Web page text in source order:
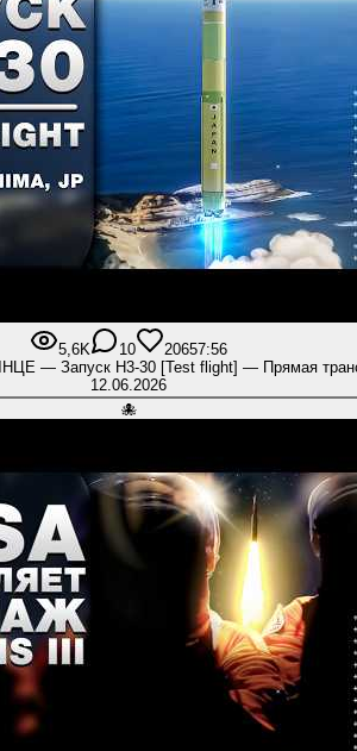
5,6K 10 20657:56
— Запуск H3-30 [Test flight] — Прямая
12.06.2026
🐙